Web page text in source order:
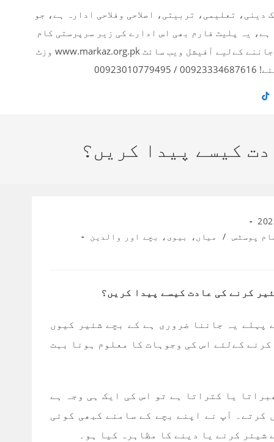
تعلیمی، تربیتی، اصلاحی وفلاحی ادارہ ہے، جو
ہے، یہ پلیٹ فارم بھی اس ادارے کی زیر سرپرستی کام
کر رہا ہے۔ ادارے کے بارے میں تفصیلی معلومات اور دیگر پروجیکٹس بارے جاننے کےلیے آفیشل ویب سائٹ www.markaz.org.pk وزٹ
کیسے پیدا کریں؟
پوسٹس /
میاں، بیوی، بچے اور والدین
کرنے کی عادت کیسے پیدا کریں؟
پہلے یہ جاننا ضروری ہے کے بچے شئیر کیوں
کےلئے اس کی وجوہات کا معلوم ہونا بہت
یا کتراتا ہے تو اس کی ایک ہی وجہ ہے
کرتے۔ آپ نے اپنے بچے کے سامنے کبھی کوئی
شیئر کرنے یا دینے کا مظاہرہ کیا ہو۔